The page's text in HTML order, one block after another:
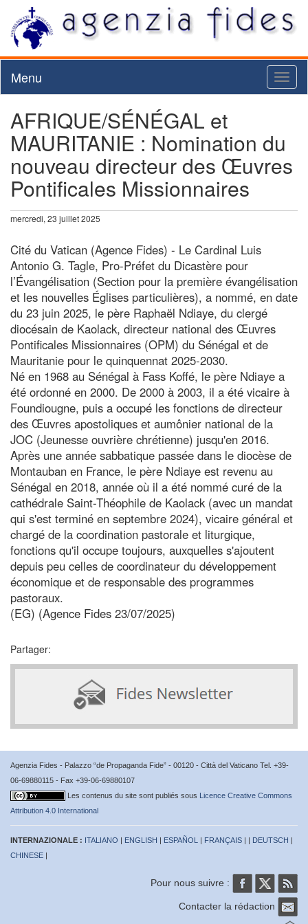
Menu
AFRIQUE/SÉNÉGAL et
MAURITANIE : Nomination du
nouveau directeur des Œuvres
Pontificales Missionnaires
mercredi, 23 juillet 2025
Cité du Vatican (Agence Fides) - Le Cardinal Luis
Antonio G. Tagle, Pro-Préfet du Dicastère pour
l’Évangélisation (Section pour la première évangélisation
et les nouvelles Églises particulières), a nommé, en date
du 23 juin 2025, le père Raphaël Ndiaye, du clergé
diocésain de Kaolack, directeur national des Œuvres
Pontificales Missionnaires (OPM) du Sénégal et de
Mauritanie pour le quinquennat 2025-2030.
Né en 1968 au Sénégal à Fass Koffé, le père Ndiaye a
été ordonné en 2000. De 2000 à 2003, il a été vicaire à
Foundiougne, puis a occupé les fonctions de directeur
des Œuvres apostoliques et aumônier national de la
JOC (Jeunesse ouvrière chrétienne) jusqu'en 2016.
Après une année sabbatique passée dans le diocèse de
Montauban en France, le père Ndiaye est revenu au
Sénégal en 2018, année où il a été nommé curé de la
cathédrale Saint-Théophile de Kaolack (avec un mandat
qui s'est terminé en septembre 2024), vicaire général et
chargé de la coordination pastorale et liturgique,
fonctions qu'il occupe toujours, auxquelles s'ajoutent
depuis peu celles de coordinateur du développement
économique et de responsable des programmes
pastoraux.
(EG) (Agence Fides 23/07/2025)
Partager:
Agenzia Fides - Palazzo “de Propaganda Fide” - 00120 - Città del Vaticano Tel. +39-
06-69880115 - Fax +39-06-69880107
Les contenus du site sont publiés sous Licence Creative Commons
Attribution 4.0 International
INTERNAZIONALE : ITALIANO | ENGLISH | ESPAÑOL | FRANÇAIS | | DEUTSCH |
CHINESE |
Pour nous suivre :
Contacter la rédaction